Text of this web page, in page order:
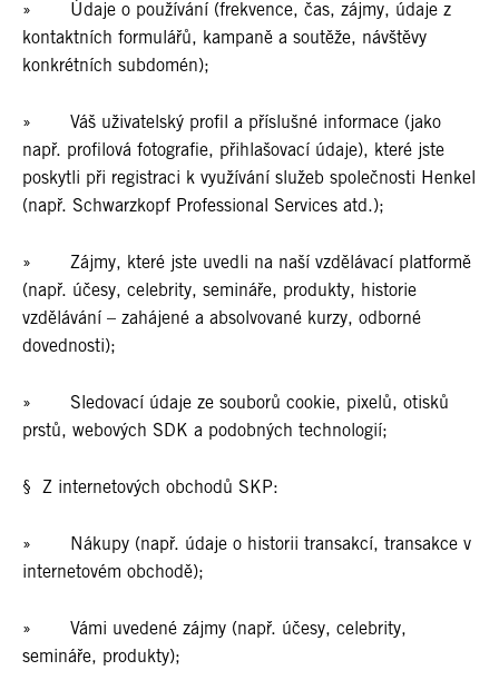
» Údaje o používání (frekvence, čas, zájmy, údaje z
kontaktních formulářů, kampaně a soutěže, návštěvy
konkrétních subdomén);
» Váš uživatelský profil a příslušné informace (jako
např. profilová fotografie, přihlašovací údaje), které jste
poskytli při registraci k využívání služeb společnosti Henkel
(např. Schwarzkopf Professional Services atd.);
» Zájmy, které jste uvedli na naší vzdělávací platformě
(např. účesy, celebrity, semináře, produkty, historie
vzdělávání – zahájené a absolvované kurzy, odborné
dovednosti);
» Sledovací údaje ze souborů cookie, pixelů, otisků
prstů, webových SDK a podobných technologií;
§ Z internetových obchodů SKP:
» Nákupy (např. údaje o historii transakcí, transakce v
internetovém obchodě);
» Vámi uvedené zájmy (např. účesy, celebrity,
semináře, produkty);